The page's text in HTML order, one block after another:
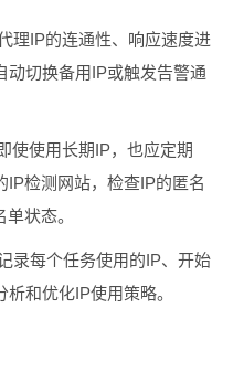
理IP的连通性、响应速度进
动切换备用IP或触发告警通
使使用长期IP，也应定期
IP检测网站，检查IP的匿名
状态。
录每个任务使用的IP、开始
和优化IP使用策略。